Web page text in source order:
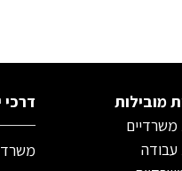
מובילות
משרדיים
עבודה
משרד: 050-